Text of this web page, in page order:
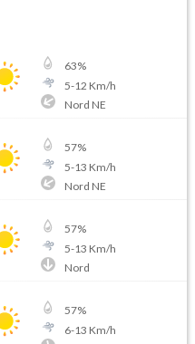
63%
5-12 Km/h
Nord NE
57%
5-13 Km/h
Nord NE
57%
5-13 Km/h
Nord
57%
6-13 Km/h